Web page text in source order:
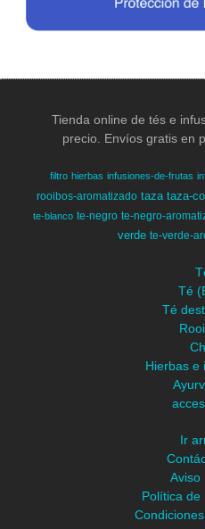
Tienda online de tés e
precio. Envíos gratis en
filtro hierbas infusiones-de-frutas
rooibos-aromatizado taza taza-
te-blanco te-negro te-negro-
verde te-verde-
Té
Té
Hierbas e
Ir
Aviso
Política de